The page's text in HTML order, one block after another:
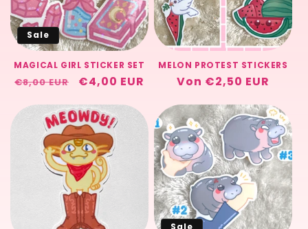
Sale
MAGICAL GIRL STICKER SET
Normaler
€8,00 EUR Verkaufspreis
€4,00 EUR
MELON PROTEST STICKERS
Normaler
Von €2,50 EUR
Sale